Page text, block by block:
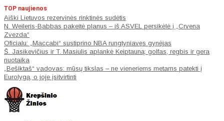
TOP naujienos
Aiški Lietuvos rezervinės rinktinės sudėtis
N. Weileris-Babbas pakeitė planus – iš ASVEL persikėlė į „Crvena
Zvezda“
Oficialu: „Maccabi“ sustiprino NBA rungtyniavęs gynėjas
Š. Jasikevičius ir T. Masiulis aplankė Keiptauną: golfas, regbis ir gera
nuotaika
„Bešiktaš“ vadovas: mūsų tikslas – ne vieneriems metams patekti į
Eurolygą, o joje įsitvirtinti